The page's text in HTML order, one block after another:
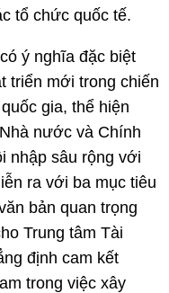
tổ chức quốc tế.
ý nghĩa đặc biệt
triển mới trong chiến
gia, thể hiện
nước và Chính
nhập sâu rộng với
ra với ba mục tiêu
bản quan trọng
Trung tâm Tài
định cam kết
trong việc xây